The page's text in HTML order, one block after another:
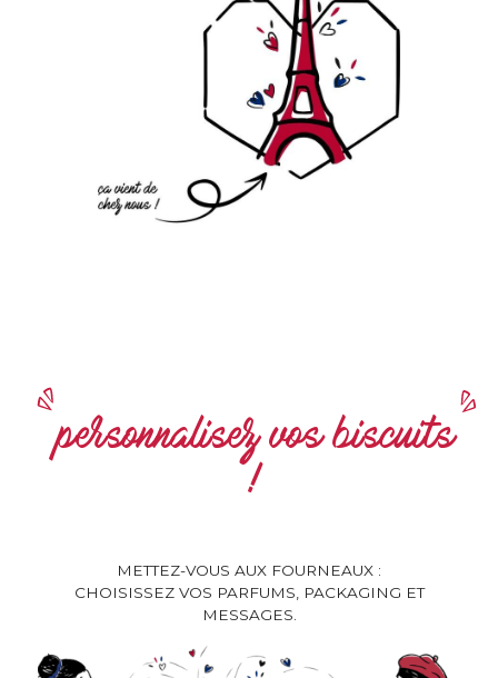
personnalisez vos biscuits
!
METTEZ-VOUS AUX FOURNEAUX :
CHOISISSEZ VOS PARFUMS, PACKAGING ET
MESSAGES.